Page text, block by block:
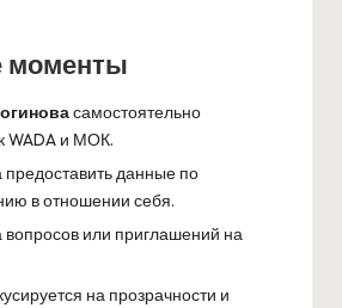
моменты
самостоятельно
WADA и МОК.
данные по
в отношении себя.
вопросов или приглашений на
на прозрачности и